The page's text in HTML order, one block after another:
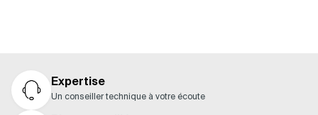
Expertise
Un conseiller technique à votre écoute